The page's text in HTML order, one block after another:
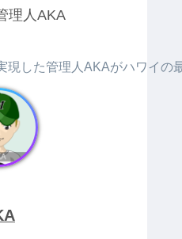
理人AKA
現した管理人AKAがハワイの